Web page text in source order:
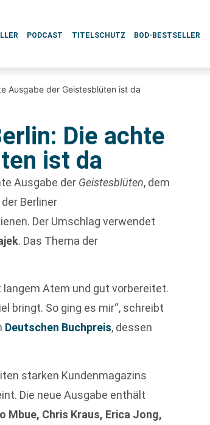
PODCAST TITELSCHUTZ BOD-BESTSELLER
Ausgabe der Geistesblüten ist da
Die achte
ist da
Ausgabe der Geistesblüten, dem
Berliner
Der Umschlag verwendet
. Das Thema der
langem Atem und gut vorbereitet.
bringt. So ging es mir“, schreibt
Deutschen Buchpreis, dessen
starken Kundenmagazins
Die neue Ausgabe enthält
Mbue, Chris Kraus, Erica Jong,